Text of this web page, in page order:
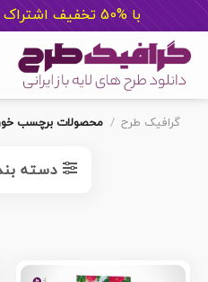
با %50 تخفیف اشتراک بخر
content
گرافیک طرح / محصولات برچسب
دسته